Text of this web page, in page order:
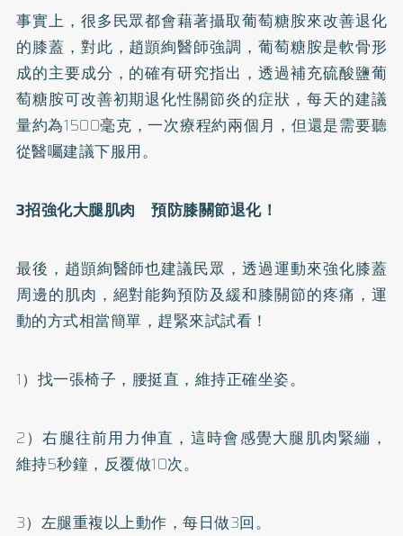
事實上，很多民眾都會藉著攝取葡萄糖胺來改善退化
的膝蓋，對此，趙顗絢醫師強調，葡萄糖胺是軟骨形
成的主要成分，的確有研究指出，透過補充硫酸鹽葡
萄糖胺可改善初期退化性關節炎的症狀，每天的建議
量約為1500毫克，一次療程約兩個月，但還是需要聽
從醫囑建議下服用。
3招強化大腿肌肉 預防膝關節退化！
最後，趙顗絢醫師也建議民眾，透過運動來強化膝蓋
周邊的肌肉，絕對能夠預防及緩和膝關節的疼痛，運
動的方式相當簡單，趕緊來試試看！
1）找一張椅子，腰挺直，維持正確坐姿。
2）右腿往前用力伸直，這時會感覺大腿肌肉緊繃，
維持5秒鐘，反覆做10次。
3）左腿重複以上動作，每日做3回。